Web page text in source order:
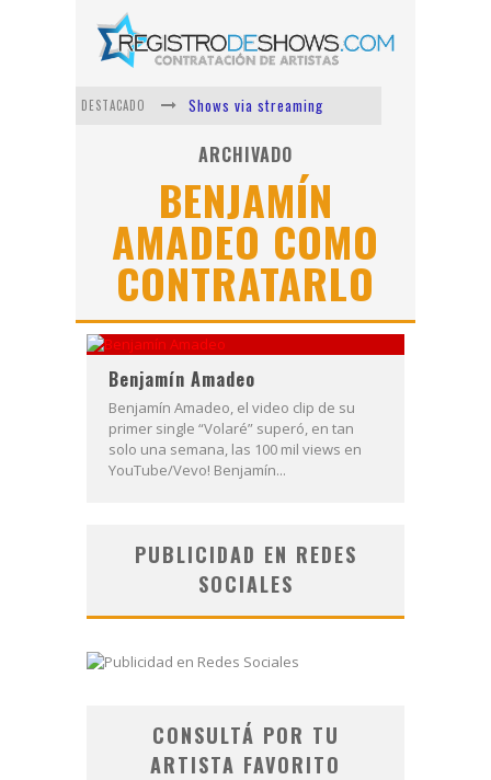
DESTACADO
Shows via streaming
Lit Killah
Nicki Nicole
Duki
Vi Em
Los Ángeles Azules
ARCHIVADO
BENJAMÍN
AMADEO COMO
CONTRATARLO
Benjamín Amadeo
Benjamín Amadeo, el video clip de su
primer single “Volaré” superó, en tan
solo una semana, las 100 mil views en
YouTube/Vevo! Benjamín...
PUBLICIDAD EN REDES
SOCIALES
CONSULTÁ POR TU
ARTISTA FAVORITO